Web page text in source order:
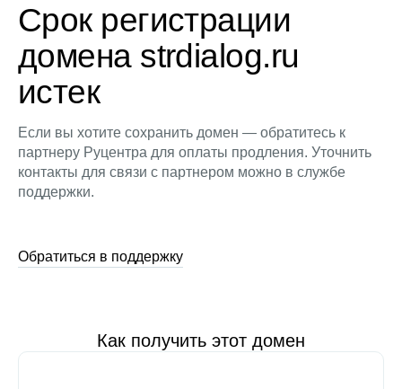
Срок регистрации
домена strdialog.ru
истек
Если вы хотите сохранить домен — обратитесь к
партнеру Руцентра для оплаты продления. Уточнить
контакты для связи с партнером можно в службе
поддержки.
Обратиться в поддержку
Как получить этот домен